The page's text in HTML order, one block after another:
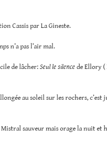
Cassis par La Gineste.
n’a pas l’air mal.
de lâcher:Seul le silence de Ellory (
au soleil sur les rochers, c’est
Mistral sauveur mais orage la nuit et